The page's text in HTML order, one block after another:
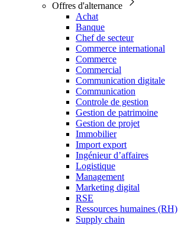
Offres d'alternance
Achat
Banque
Chef de secteur
Commerce international
Commerce
Commercial
Communication digitale
Communication
Controle de gestion
Gestion de patrimoine
Gestion de projet
Immobilier
Import export
Ingénieur d’affaires
Logistique
Management
Marketing digital
RSE
Ressources humaines (RH)
Supply chain